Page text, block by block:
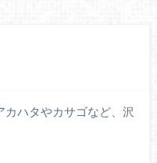
ハタやカサゴなど、沢